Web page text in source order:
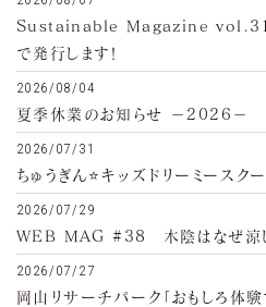
Sustainable Magazine vol.31
で発行します！
2026/08/04
夏季休業のお知らせ −2026−
2026/07/31
ちゅうぎん⭐キッズドリーミースク
2026/07/29
WEB MAG #38 木陰はなぜ涼
2026/07/27
岡山リサーチパーク「おもしろ体